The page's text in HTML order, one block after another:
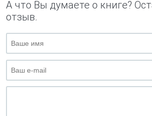
А что Вы думаете о книге?
отзыв.